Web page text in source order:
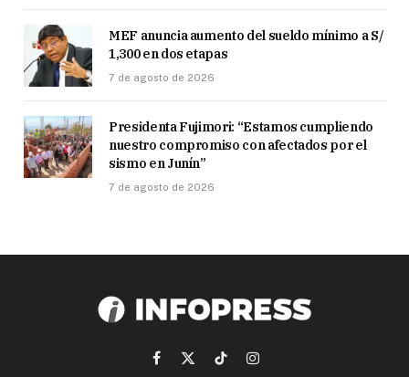
MEF anuncia aumento del sueldo mínimo a S/
1,300 en dos etapas
7 de agosto de 2026
Presidenta Fujimori: “Estamos cumpliendo
nuestro compromiso con afectados por el
sismo en Junín”
7 de agosto de 2026
Facebook
X
TikTokInstagram